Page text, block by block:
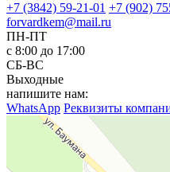
+7 (3842) 59-21-01 +7 (902)
forvardkem@mail.ru
ПН-ПТ
с 8:00 до 17:00
СБ-ВС
Выходные
напишите нам:
WhatsApp Реквизиты